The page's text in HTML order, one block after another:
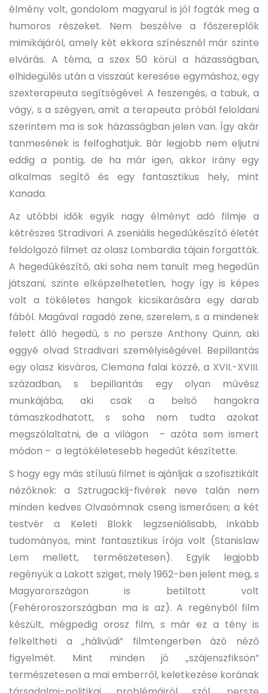
élmény volt, gondolom magyarul is jól fogták meg a
humoros részeket. Nem beszélve a főszereplők
mimikájáról, amely két ekkora színésznél már szinte
elvárás. A téma, a szex 50 körül a házasságban,
elhidegülés után a visszaút keresése egymáshoz, egy
szexterapeuta segítségével. A feszengés, a tabuk, a
vágy, s a szégyen, amit a terapeuta próbál feloldani
szerintem ma is sok házasságban jelen van. Így akár
tanmesének is felfoghatjuk. Bár legjobb nem eljutni
eddig a pontig, de ha már igen, akkor irány egy
alkalmas segítő és egy fantasztikus hely, mint
Kanada.
Az utóbbi idők egyik nagy élményt adó filmje a
kétrészes Stradivari. A zseniális hegedűkészítő életét
feldolgozó filmet az olasz Lombardia tájain forgatták.
A hegedűkészítő, aki soha nem tanult meg hegedűn
játszani, szinte elképzelhetetlen, hogy így is képes
volt a tökéletes hangok kicsikarására egy darab
fából. Magával ragadó zene, szerelem, s a mindenek
felett álló hegedű, s no persze Anthony Quinn, aki
eggyé olvad Stradivari személyiségével. Bepillantás
egy olasz kisváros, Clemona falai közzé, a XVII.-XVIII.
században, s bepillantás egy olyan művész
munkájába, aki csak a belső hangokra
támaszkodhatott, s soha nem tudta azokat
megszólaltatni, de a világon – azóta sem ismert
módon – a legtökéletesebb hegedűt készítette.
S hogy egy más stílusú filmet is ajánljak a szofisztikált
nézőknek: a Sztrugackij-fivérek neve talán nem
minden kedves Olvasómnak cseng ismerősen; a két
testvér a Keleti Blokk legzseniálisabb, inkább
tudományos, mint fantasztikus írója volt (Stanislaw
Lem mellett, természetesen). Egyik legjobb
regényük a Lakott sziget, mely 1962-ben jelent meg, s
Magyarországon is betiltott volt
(Fehéroroszországban ma is az). A regényből film
készült, mégpedig orosz film, s már ez a tény is
felkeltheti a „hálivúdi” filmtengerben ázó néző
figyelmét. Mint minden jó „szájenszfiksön”
természetesen a mai emberről, keletkezése korának